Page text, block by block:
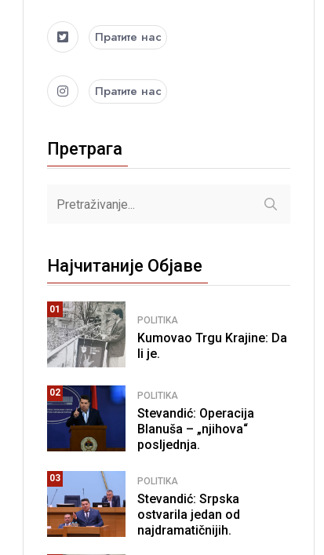
Пратите нас
Пратите нас
Претрага
Најчитаније Објаве
01
POLITIKA
Kumovao Trgu Krajine: Da
li je.
02 POLITIKA
Stevandić: Operacija
Blanuša – „njihova“
posljednja.
03 POLITIKA
Stevandić: Srpska
ostvarila jedan od
najdramatičnijih.